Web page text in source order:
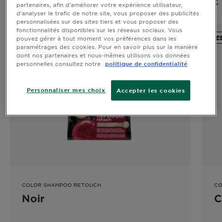
ESSAYEZ-LA
COLOR SHAMPOO RETOUCH
Noir
partenaires, afin d’améliorer votre expérience utilisateur,
d’analyser le trafic de notre site, vous proposer des publicités
personnalisées sur des sites tiers et vous proposer des
fonctionnalités disponibles sur les réseaux sociaux. Vous
pouvez gérer à tout moment vos préférences dans les
paramétrages des cookies. Pour en savoir plus sur la manière
dont nos partenaires et nous-mêmes utilisons vos données
personnelles consultez notre politique de confidentialité
Accepter les cookies
Personnaliser mes choix